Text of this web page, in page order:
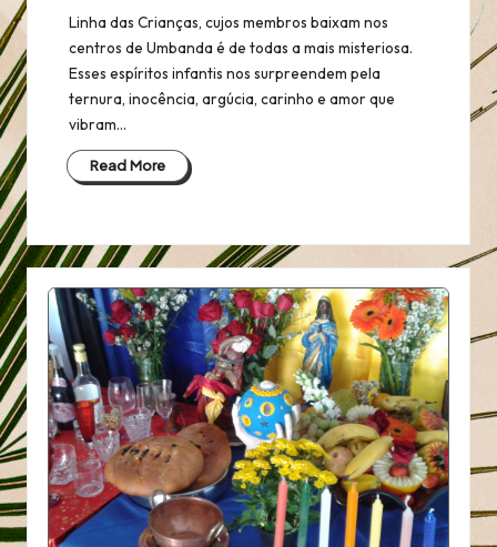
Linha das Crianças, cujos membros baixam nos
centros de Umbanda é de todas a mais misteriosa.
Esses espíritos infantis nos surpreendem pela
ternura, inocência, argúcia, carinho e amor que
vibram…
Read More